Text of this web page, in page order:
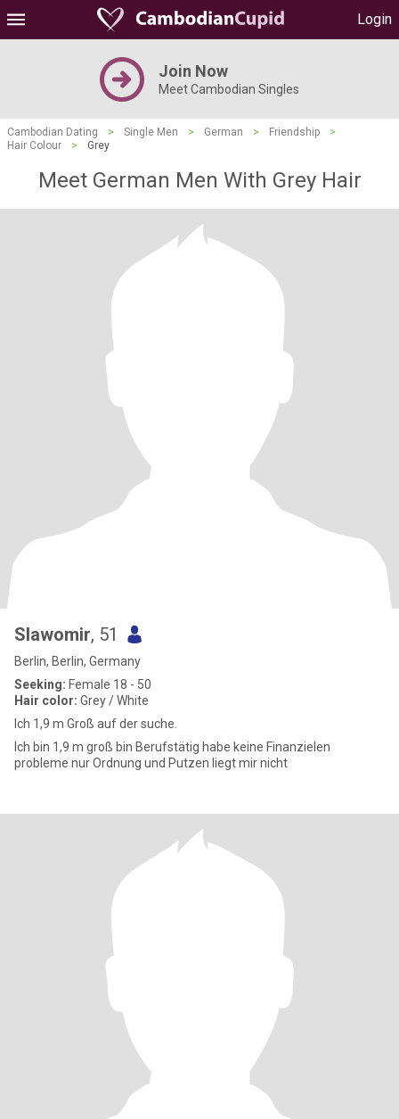
Login
Join Now
Meet Cambodian Singles
Cambodian Dating > Single Men > German > Friendship
>
Hair Colour
> Grey
Meet German Men With Grey Hair
Slawomir, 51
Berlin, Berlin, Germany
Seeking: Female 18 - 50
Hair color: Grey / White
Ich 1,9 m Groß auf der suche.
Ich bin 1,9 m groß bin Berufstätig habe keine Finanzielen
probleme nur Ordnung und Putzen liegt mir nicht